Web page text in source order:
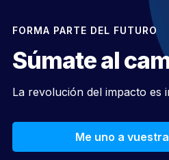
FORMA PARTE DEL FUTURO
Súmate al
La revolución del impacto es
Me uno a